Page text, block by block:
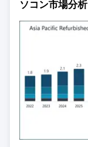
ソコン市場分析